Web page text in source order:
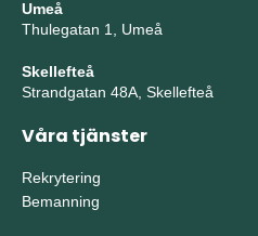
Umeå
Thulegatan 1, Umeå
Skellefteå
Strandgatan 48A, Skellefteå
Våra tjänster
Rekrytering
Bemanning